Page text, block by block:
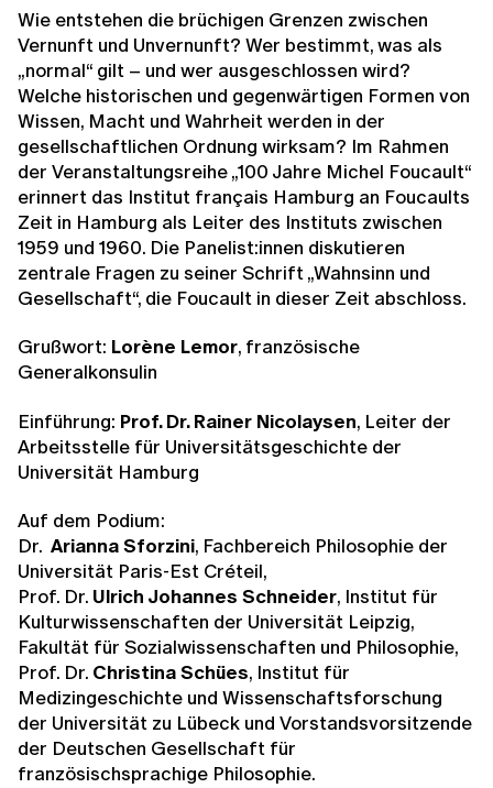
Wie entstehen die brüchigen Grenzen zwischen
Vernunft und Unvernunft? Wer bestimmt, was als
„normal“ gilt – und wer ausgeschlossen wird?
Welche historischen und gegenwärtigen Formen von
Wissen, Macht und Wahrheit werden in der
gesellschaftlichen Ordnung wirksam? Im Rahmen
der Veranstaltungsreihe „100 Jahre Michel Foucault“
erinnert das Institut français Hamburg an Foucaults
Zeit in Hamburg als Leiter des Instituts zwischen
1959 und 1960. Die Panelist:innen diskutieren
zentrale Fragen zu seiner Schrift „Wahnsinn und
Gesellschaft“, die Foucault in dieser Zeit abschloss.
Grußwort: Lorène Lemor, französische
Generalkonsulin
Einführung: Prof. Dr. Rainer Nicolaysen, Leiter der
Arbeitsstelle für Universitätsgeschichte der
Universität Hamburg
Auf dem Podium:
Dr. Arianna Sforzini, Fachbereich Philosophie der
Universität Paris-Est Créteil,
Prof. Dr. Ulrich Johannes Schneider, Institut für
Kulturwissenschaften der Universität Leipzig,
Fakultät für Sozialwissenschaften und Philosophie,
Prof. Dr. Christina Schües, Institut für
Medizingeschichte und Wissenschaftsforschung
der Universität zu Lübeck und Vorstandsvorsitzende
der Deutschen Gesellschaft für
französischsprachige Philosophie.